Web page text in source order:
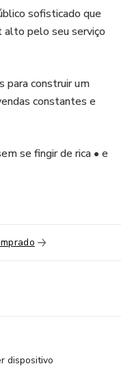
sofisticado que
alto pelo seu serviço
para construir um
constantes e
se fingir de rica • e
dispositivo